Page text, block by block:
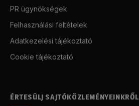
PR ügynökségek
Felhasználási feltételek
Adatkezelési tájékoztató
Cookie tájékoztató
ÉRTESÜLJ SAJTÓKÖZLEMÉNYEINKRŐL